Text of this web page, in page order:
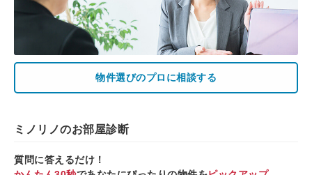
物件選びのプロに相談する
ミノリノのお部屋診断
質問に答えるだけ！